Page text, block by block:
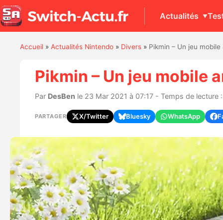
Actualités
Accueil» Actualités Nintendo» Divers» Pikmin – Un jeu
Pikmin – Un jeu mobile
Par DesBen le 23 Mar 2021 à 07:17 - Temps de lecture
PARTAGER X/Twitter Bluesky WhatsApp